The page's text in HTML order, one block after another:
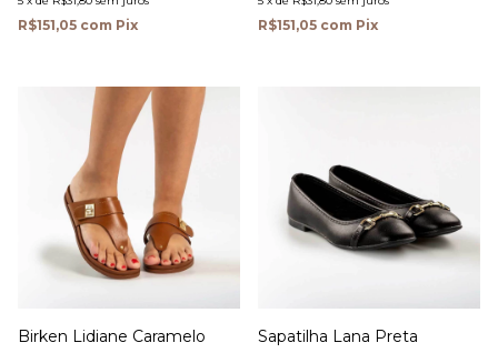
R$151,05 com Pix R$151,05 com Pix
Birken Lidiane Caramelo Sapatilha Lana Preta